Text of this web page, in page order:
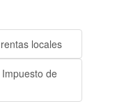
locales
de